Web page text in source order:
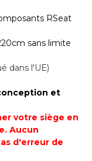
RSeat
sans limite
dans l'UE)
et
votre siège en
Aucun
d'erreur de